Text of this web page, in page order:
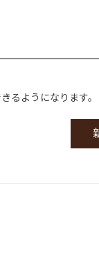
るようになります。